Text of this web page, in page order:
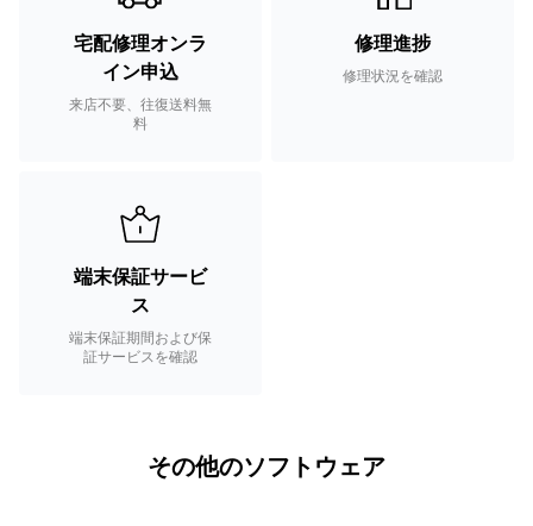
宅配修理オンラ
イン申込
来店不要、往復送料無
料
修理進捗
修理状況を確認
端末保証サービ
ス
端末保証期間および保
証サービスを確認
その他のソフトウェア